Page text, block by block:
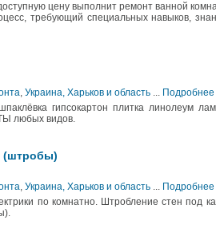
цену выполнит ремонт ванной
требующий специальных навыков,
, Украина, Харьков и область ... Подробнее
гипсокартон плитка линолеум
любых видов.
(штробы)
, Украина, Харьков и область ... Подробнее
по комнатно. Штробление стен под